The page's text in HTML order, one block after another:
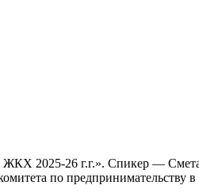
ЖКХ 2025-26 г.г.». Спикер —
по